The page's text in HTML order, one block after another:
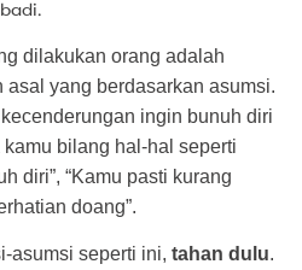
dilakukan orang adalah
yang berdasarkan asumsi.
ingin bunuh diri
bilang hal-hal seperti
diri”, “Kamu pasti kurang
doang”.
asumsi seperti ini, tahan dulu.